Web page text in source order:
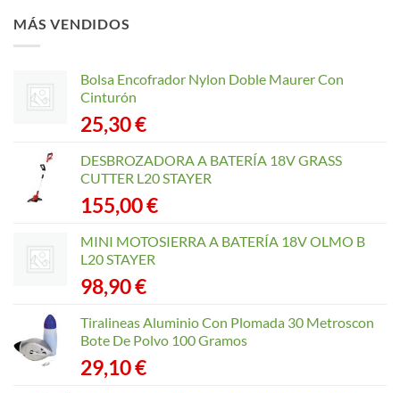
MÁS VENDIDOS
Bolsa Encofrador Nylon Doble Maurer Con
Cinturón
25,30€
DESBROZADORA A BATERÍA 18V GRASS
CUTTER L20 STAYER
155,00€
MINI MOTOSIERRA A BATERÍA 18V OLMO B
L20 STAYER
98,90€
Tiralineas Aluminio Con Plomada 30 Metroscon
Bote De Polvo 100 Gramos
29,10€